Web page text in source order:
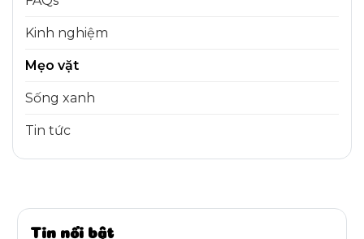
Kinh nghiệm
Mẹo vặt
Sống xanh
Tin tức
Tin nổi bật